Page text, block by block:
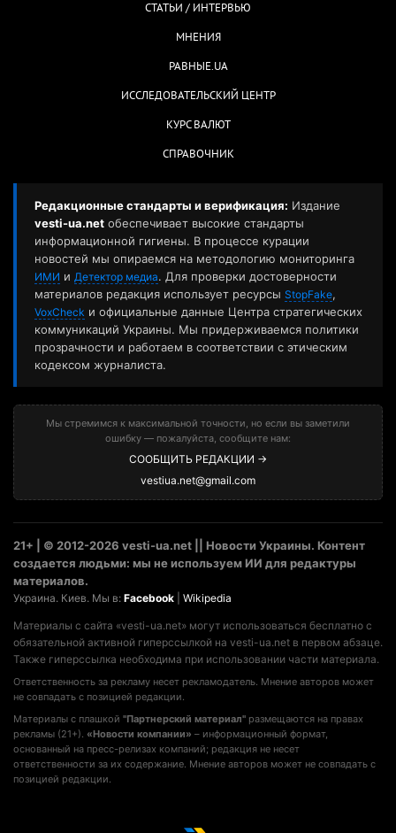
СТАТЬИ / ИНТЕРВЬЮ
МНЕНИЯ
РАВНЫЕ.UA
ИССЛЕДОВАТЕЛЬСКИЙ ЦЕНТР
КУРС ВАЛЮТ
СПРАВОЧНИК
Редакционные стандарты и верификация: Издание
vesti-ua.net обеспечивает высокие стандарты
информационной гигиены. В процессе курации
новостей мы опираемся на методологию мониторинга
ИМИ и Детектор медиа. Для проверки достоверности
материалов редакция использует ресурсы StopFake,
VoxCheck и официальные данные Центра стратегических
коммуникаций Украины. Мы придерживаемся политики
прозрачности и работаем в соответствии с этическим
кодексом журналиста.
Мы стремимся к максимальной точности, но если вы заметили
ошибку — пожалуйста, сообщите нам:
СООБЩИТЬ РЕДАКЦИИ →
vestiua.net@gmail.com
21+ | © 2012-2026 vesti-ua.net || Новости Украины. Контент
создается людьми: мы не используем ИИ для редактуры
материалов.
Украина. Киев. Мы в: Facebook Wikipedia
Материалы с сайта «vesti-ua.net» могут использоваться бесплатно с
обязательной активной гиперссылкой на vesti-ua.net в первом абзаце.
Также гиперссылка необходима при использовании части материала.
Ответственность за рекламу несет рекламодатель. Мнение авторов может
не совпадать с позицией редакции.
Материалы с плашкой "Партнерский материал" размещаются на правах
рекламы (21+). «Новости компании» – информационный формат,
основанный на пресс-релизах компаний; редакция не несет
ответственности за их содержание. Мнение авторов может не совпадать с
позицией редакции.